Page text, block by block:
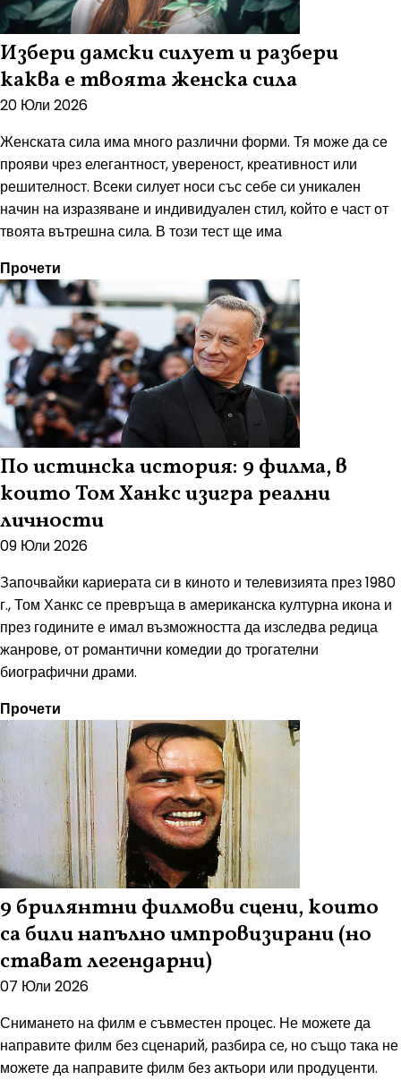
Избери дамски силует и разбери
каква е твоята женска сила
20 Юли 2026
Женската сила има много различни форми. Тя може да се
прояви чрез елегантност, увереност, креативност или
решителност. Всеки силует носи със себе си уникален
начин на изразяване и индивидуален стил, който е част от
твоята вътрешна сила. В този тест ще има
Прочети
По истинска история: 9 филма, в
които Том Ханкс изигра реални
личности
09 Юли 2026
Започвайки кариерата си в киното и телевизията през 1980
г., Том Ханкс се превръща в американска културна икона и
през годините е имал възможността да изследва редица
жанрове, от романтични комедии до трогателни
биографични драми.
Прочети
9 брилянтни филмови сцени, които
са били напълно импровизирани (но
стават легендарни)
07 Юли 2026
Снимането на филм е съвместен процес. Не можете да
направите филм без сценарий, разбира се, но също така не
можете да направите филм без актьори или продуценти.